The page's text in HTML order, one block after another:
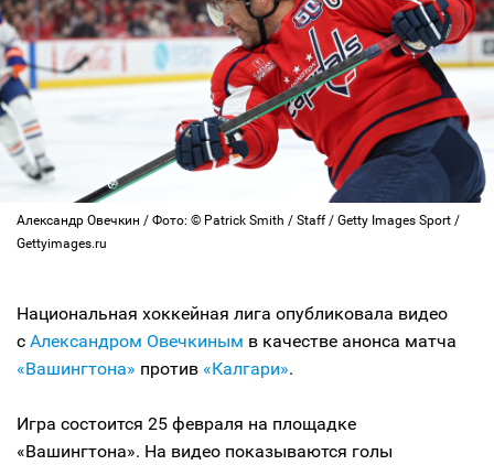
Александр Овечкин / Фото: © Patrick Smith / Staff / Getty Images Sport /
Gettyimages.ru
Национальная хоккейная лига опубликовала видео
с Александром Овечкиным в качестве анонса матча
«Вашингтона» против «Калгари».
Игра состоится 25 февраля на площадке
«Вашингтона». На видео показываются голы